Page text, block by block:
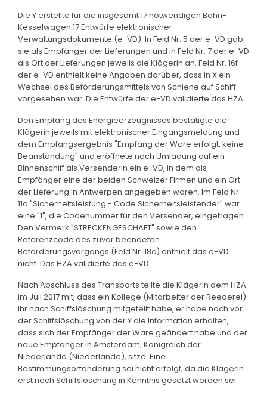
Die Y erstellte für die insgesamt 17 notwendigen Bahn-
Kesselwagen 17 Entwürfe elektronischer
Verwaltungsdokumente (e-VD). In Feld Nr. 5 der e-VD gab
sie als Empfänger der Lieferungen und in Feld Nr. 7 der e-VD
als Ort der Lieferungen jeweils die Klägerin an. Feld Nr. 16f
der e-VD enthielt keine Angaben darüber, dass in X ein
Wechsel des Beförderungsmittels von Schiene auf Schiff
vorgesehen war. Die Entwürfe der e-VD validierte das HZA.
Den Empfang des Energieerzeugnisses bestätigte die
Klägerin jeweils mit elektronischer Eingangsmeldung und
dem Empfangsergebnis "Empfang der Ware erfolgt, keine
Beanstandung" und eröffnete nach Umladung auf ein
Binnenschiff als Versenderin ein e-VD, in dem als
Empfänger eine der beiden Schweizer Firmen und ein Ort
der Lieferung in Antwerpen angegeben waren. Im Feld Nr.
11a "Sicherheitsleistung - Code Sicherheitsleistender" war
eine "1", die Codenummer für den Versender, eingetragen.
Den Vermerk "STRECKENGESCHÄFT" sowie den
Referenzcode des zuvor beendeten
Beförderungsvorgangs (Feld Nr. 18c) enthielt das e-VD
nicht. Das HZA validierte das e-VD.
Nach Abschluss des Transports teilte die Klägerin dem HZA
im Juli 2017 mit, dass ein Kollege (Mitarbeiter der Reederei)
ihr nach Schiffslöschung mitgeteilt habe, er habe noch vor
der Schiffslöschung von der Y die Information erhalten,
dass sich der Empfänger der Ware geändert habe und der
neue Empfänger in Amsterdam, Königreich der
Niederlande (Niederlande), sitze. Eine
Bestimmungsortänderung sei nicht erfolgt, da die Klägerin
erst nach Schiffslöschung in Kenntnis gesetzt worden sei.